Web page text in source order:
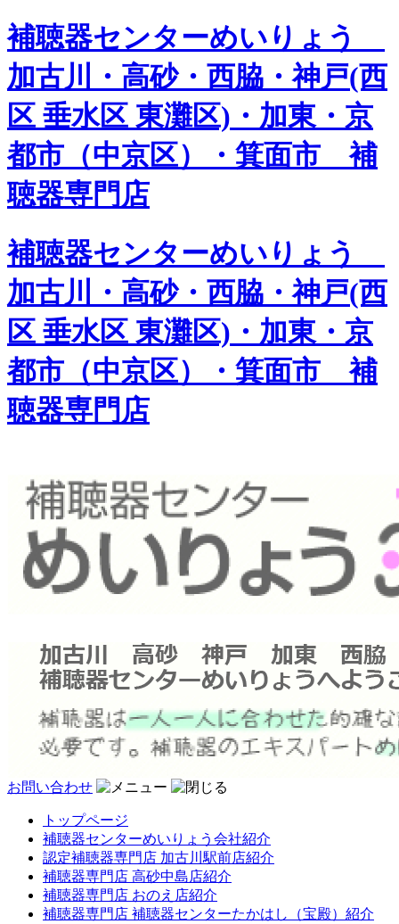
補聴器センターめいりょう
加古川・高砂・西脇・神戸(西
区 垂水区 東灘区)・加東・京
都市（中京区）・箕面市 補
聴器専門店
補聴器センターめいりょう
加古川・高砂・西脇・神戸(西
区 垂水区 東灘区)・加東・京
都市（中京区）・箕面市 補
聴器専門店
お問い合わせ
トップページ
補聴器センターめいりょう会社紹介
認定補聴器専門店 加古川駅前店紹介
補聴器専門店 高砂中島店紹介
補聴器専門店 おのえ店紹介
補聴器専門店 補聴器センターたかはし（宝殿）紹介